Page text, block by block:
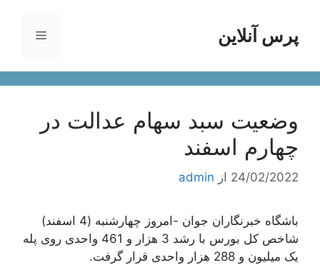
محتواپرس آنلاین فهرست
وضعیت سبد سهام عدالت در
چهارم اسفند
24/02/2022 از admin
باشگاه خبرنگاران جوان -امروز چهارشنبه (4 اسفند)
شاخص کل بورس با رشد 3 هزار و 461 واحدی روی پله
یک میلیون و 288 هزار واحدی قرار گرفت.